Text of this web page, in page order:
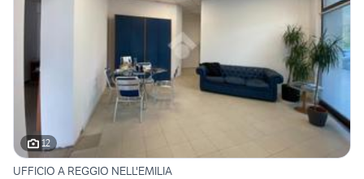
12
UFFICIO A REGGIO NELL'EMILIA